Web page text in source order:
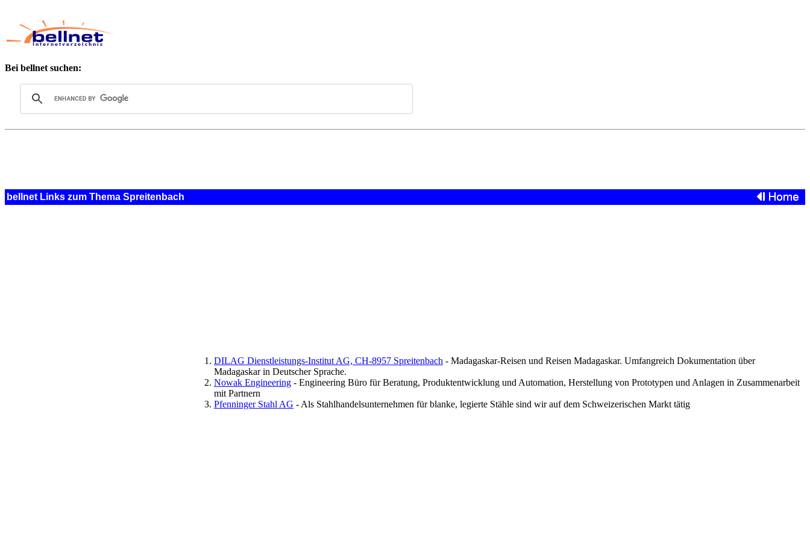
Bei bellnet suchen:
bellnet Links zum Thema Spreitenbach
DILAG Dienstleistungs-Institut AG, CH-8957 Spreitenbach - Madagaskar-Reisen und Reisen Madagaskar. Umfangreich Dokumentation über
Madagaskar in Deutscher Sprache.
Nowak Engineering - Engineering Büro für Beratung, Produktentwicklung und Automation, Herstellung von Prototypen und Anlagen in Zusammenarbeit
mit Partnern
Pfenninger Stahl AG - Als Stahlhandelsunternehmen für blanke, legierte Stähle sind wir auf dem Schweizerischen Markt tätig